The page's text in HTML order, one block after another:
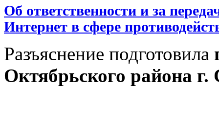
Об ответственности и за
Интернет в сфере
Разъяснение подготовила
Октябрьского района